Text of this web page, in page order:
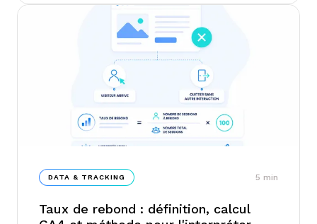
DATA & TRACKING 5 min
Taux de rebond : définition, calcul